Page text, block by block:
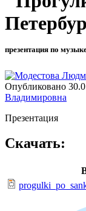
презентация по
Опубликовано
Владимировна
Презентация
Скачать: